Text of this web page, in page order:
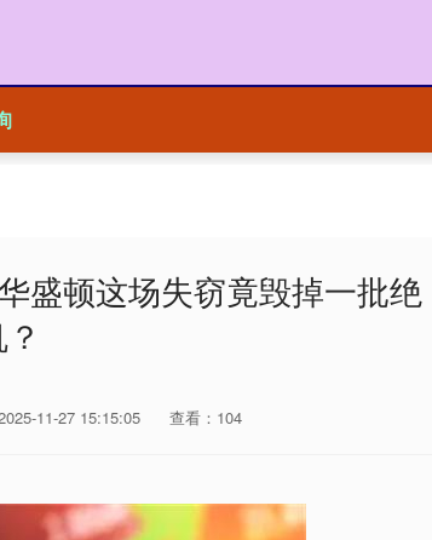
盛顿这场失窃竟毁掉一批绝
11-27 15:15:05 查看：104